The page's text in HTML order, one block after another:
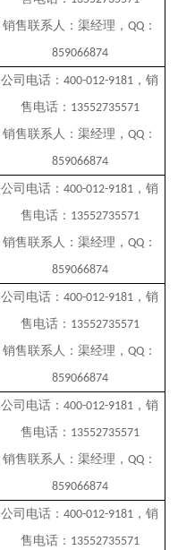
销售联系人：渠经理，QQ ：
859066874
公司电话：400-012-9181 ，销
售电话： 13552735571
销售联系人：渠经理，QQ ：
859066874
公司电话：400-012-9181 ，销
售电话： 13552735571
销售联系人：渠经理，QQ ：
859066874
公司电话：400-012-9181 ，销
售电话： 13552735571
销售联系人：渠经理，QQ ：
859066874
公司电话：400-012-9181 ，销
售电话： 13552735571
销售联系人：渠经理，QQ ：
859066874
公司电话：400-012-9181 ，销
售电话： 13552735571